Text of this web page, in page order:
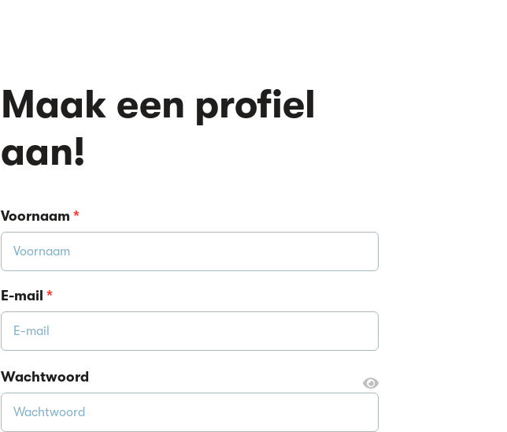
Maak een profiel
aan!
Voornaam *
E-mail *
Wachtwoord